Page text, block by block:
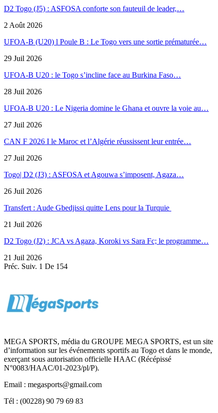
D2 Togo (J5) : ASFOSA conforte son fauteuil de leader,…
2 Août 2026
UFOA-B (U20) l Poule B : Le Togo vers une sortie prématurée…
29 Juil 2026
UFOA-B U20 : le Togo s’incline face au Burkina Faso…
28 Juil 2026
UFOA-B U20 : Le Nigeria domine le Ghana et ouvre la voie au…
27 Juil 2026
CAN F 2026 I le Maroc et l’Algérie réussissent leur entrée…
27 Juil 2026
Togo| D2 (J3) : ASFOSA et Agouwa s’imposent, Agaza…
26 Juil 2026
Transfert : Aude Gbedjissi quitte Lens pour la Turquie
21 Juil 2026
D2 Togo (J2) : JCA vs Agaza, Koroki vs Sara Fc; le programme…
21 Juil 2026
Préc. Suiv. 1 De 154
MEGA SPORTS, média du GROUPE MEGA SPORTS, est un site
d’information sur les événements sportifs au Togo et dans le monde,
exerçant sous autorisation officielle HAAC (Récépissé
N°0083/HAAC/01-2023/pl/P).
Email : megasports@gmail.com
Tél : (00228) 90 79 69 83